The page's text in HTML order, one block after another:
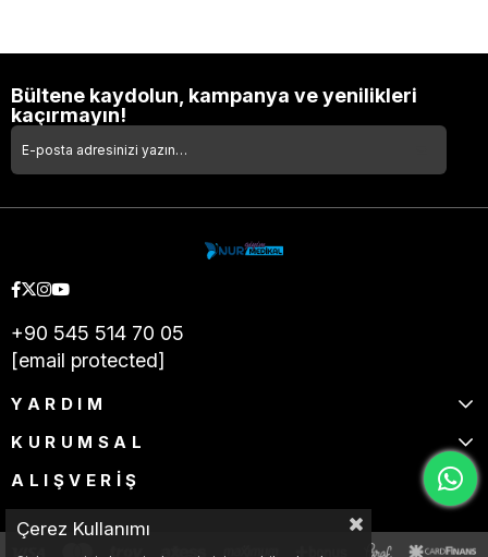
Bültene kaydolun, kampanya ve yenilikleri
kaçırmayın!
+90 545 514 70 05
[email protected]
YARDIM
KURUMSAL
ALIŞVERİŞ
Çerez Kullanımı